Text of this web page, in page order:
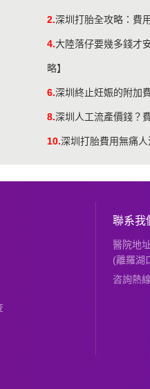
2.深圳打胎全攻略：費
4.大陸落仔要幾多錢才
略】
6.深圳終止妊娠的附加
8.深圳人工流產價錢？
10.深圳打胎費用無痛
聯系我
醫院地
(離羅湖
咨詢熱